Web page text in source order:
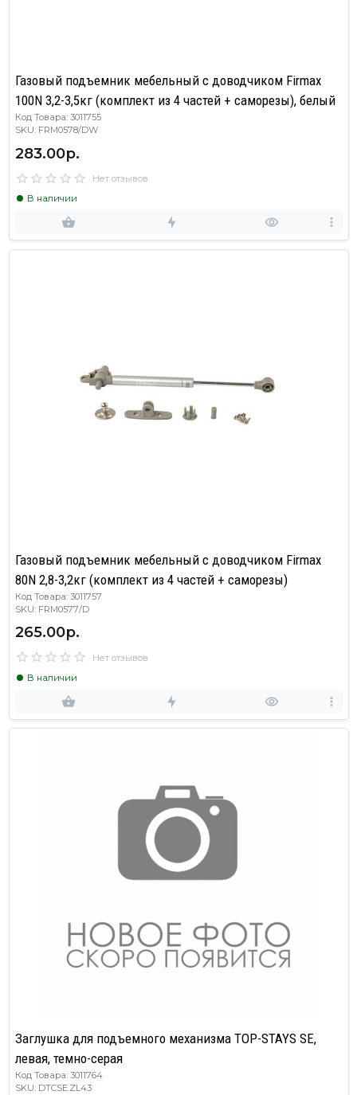
Газовый подъемник мебельный с доводчиком Firmax
100N 3,2-3,5кг (комплект из 4 частей + саморезы), белый
Код Товара: 3011755
SKU: FRM0578/DW
283.00р.
Нет отзывов
В наличии
Газовый подъемник мебельный с доводчиком Firmax
80N 2,8-3,2кг (комплект из 4 частей + саморезы)
Код Товара: 3011757
SKU: FRM0577/D
265.00р.
Нет отзывов
В наличии
Заглушка для подъемного механизма TOP-STAYS SE,
левая, темно-серая
Код Товара: 3011764
SKU: DTCSE.ZL43